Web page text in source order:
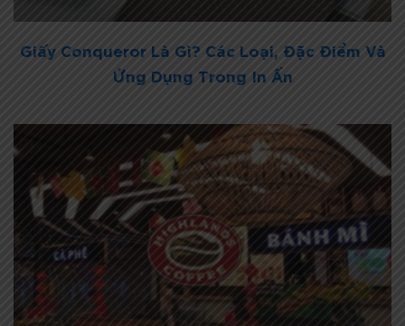
Giấy Conqueror Là Gì? Các Loại, Đặc Điểm Và
Ứng Dụng Trong In Ấn